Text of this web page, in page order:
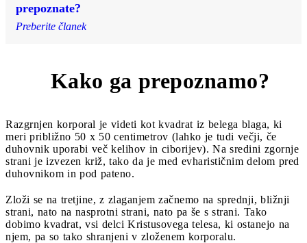
prepoznate?
Preberite članek
Kako ga prepoznamo?
Razgrnjen korporal je videti kot kvadrat iz belega blaga, ki
meri približno 50 x 50 centimetrov (lahko je tudi večji, če
duhovnik uporabi več kelihov in ciborijev). Na sredini zgornje
strani je izvezen križ, tako da je med evharističnim delom pred
duhovnikom in pod pateno.
Zloži se na tretjine, z zlaganjem začnemo na sprednji, bližnji
strani, nato na nasprotni strani, nato pa še s strani. Tako
dobimo kvadrat, vsi delci Kristusovega telesa, ki ostanejo na
njem, pa so tako shranjeni v zloženem korporalu.